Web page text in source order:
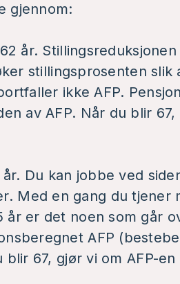
gjennom:
år.
stillingsprosenten slik
ikke AFP.
av AFP. Når du blir 67,
Du kan jobbe ved
Med en gang du tjener
er det noen som går
AFP
67, gjør vi om AFP-en